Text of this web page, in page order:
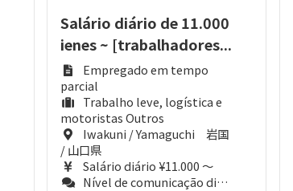
Salário diário de 11.000
ienes ~ [trabalhadores...
Empregado em tempo
parcial
Trabalho leve, logística e
motoristas Outros
Iwakuni / Yamaguchi 岩国
/ 山口県
Salário diário ¥11.000 ～
Nível de comunicação diária (Aproximadamente N3)